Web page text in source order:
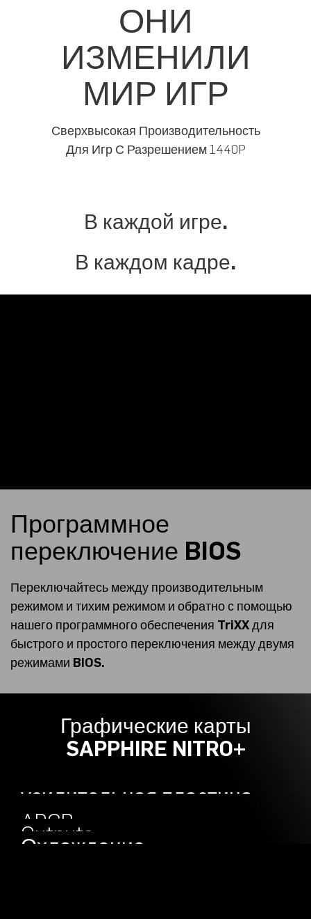
ОНИ
ИЗМЕНИЛИ
МИР ИГР
Сверхвысокая Производительность
Для Игр С Разрешением 1440P
В каждой игре.
В каждом кадре.
Программное
переключение BIOS
Переключайтесь между производительным
режимом и тихим режимом и обратно с помощью
нашего программного обеспечения TriXX для
быстрого и простого переключения между двумя
режимами BIOS.
Графические карты
SAPPHIRE NITRO+
усилительная пластина
инженерии
ARGB
Outputs
Охлаждение